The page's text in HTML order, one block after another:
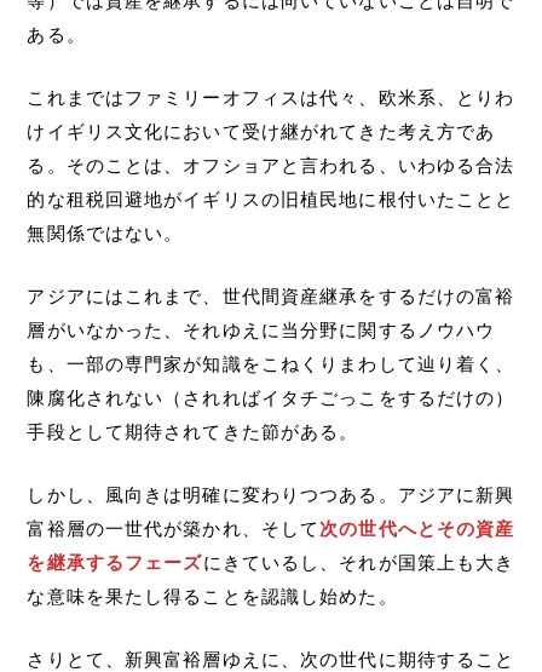
ある。
これまではファミリーオフィスは代々、欧米系、とりわ
けイギリス文化において受け継がれてきた考え方であ
る。そのことは、オフショアと言われる、いわゆる合法
的な租税回避地がイギリスの旧植民地に根付いたことと
無関係ではない。
アジアにはこれまで、世代間資産継承をするだけの富裕
層がいなかった、それゆえに当分野に関するノウハウ
も、一部の専門家が知識をこねくりまわして辿り着く、
陳腐化されない（されればイタチごっこをするだけの）
手段として期待されてきた節がある。
しかし、風向きは明確に変わりつつある。アジアに新興
富裕層の一世代が築かれ、そして次の世代へとその資産
を継承するフェーズにきているし、それが国策上も大き
な意味を果たし得ることを認識し始めた。
さりとて、新興富裕層ゆえに、次の世代に期待すること